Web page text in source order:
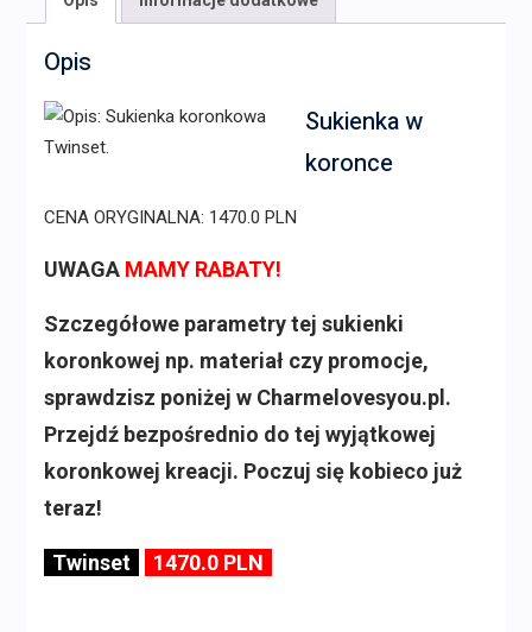
Opis
Sukienka w
koronce
CENA ORYGINALNA: 1470.0 PLN
UWAGA MAMY RABATY!
Szczegółowe parametry tej sukienki
koronkowej np. materiał czy promocje,
sprawdzisz poniżej w Charmelovesyou.pl.
Przejdź bezpośrednio do tej wyjątkowej
koronkowej kreacji. Poczuj się kobieco już
teraz!
Twinset 1470.0 PLN